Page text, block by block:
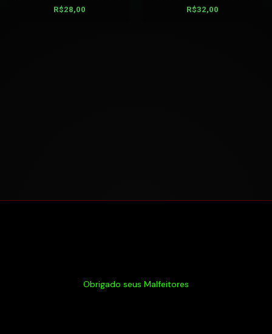
R$28,00 R$32,00
Obrigado seus Malfeitores